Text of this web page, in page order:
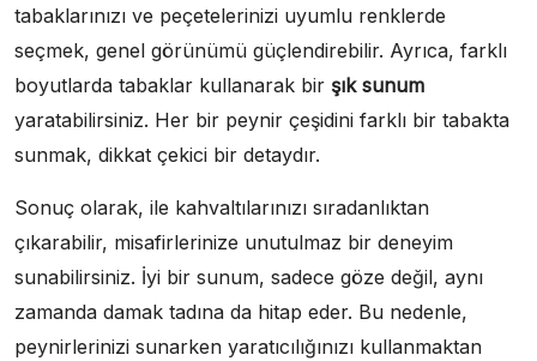
tabaklarınızı ve peçetelerinizi uyumlu renklerde
seçmek, genel görünümü güçlendirebilir. Ayrıca, farklı
boyutlarda tabaklar kullanarak bir şık sunum
yaratabilirsiniz. Her bir peynir çeşidini farklı bir tabakta
sunmak, dikkat çekici bir detaydır.
Sonuç olarak, ile kahvaltılarınızı sıradanlıktan
çıkarabilir, misafirlerinize unutulmaz bir deneyim
sunabilirsiniz. İyi bir sunum, sadece göze değil, aynı
zamanda damak tadına da hitap eder. Bu nedenle,
peynirlerinizi sunarken yaratıcılığınızı kullanmaktan